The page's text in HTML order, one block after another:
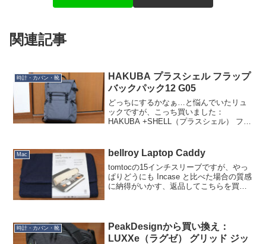
関連記事
時計・カバン・靴
HAKUBA プラスシェル フラップ
バックパック12 G05
どっちにするかなぁ…と悩んでいたリュ
ックですが、こっち買いました：
HAKUBA +SHELL（プラスシェル） フラ
たいのにカメラ部のインナーケースとの
Mac bellroy Laptop Caddy
tomtocの15インチスリーブですが、やっ
ぱりどうにも Incase と比べた場合の質感
に納得がいかす、返品してこちらを買い
時計・カバン・靴
PeakDesignから買い換え：
LUXXe（ラグゼ） グリッド ジッ